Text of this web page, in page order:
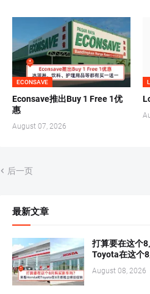
ECONSAVE
Econsave推出Buy 1 Free 1优
惠
August 07, 2026
后一页
最新文章
打算要在这个
Toyota在这个
August 08, 2026